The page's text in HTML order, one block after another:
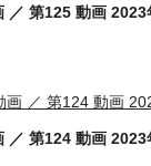
／ 第125 動画
／ 第124 動画